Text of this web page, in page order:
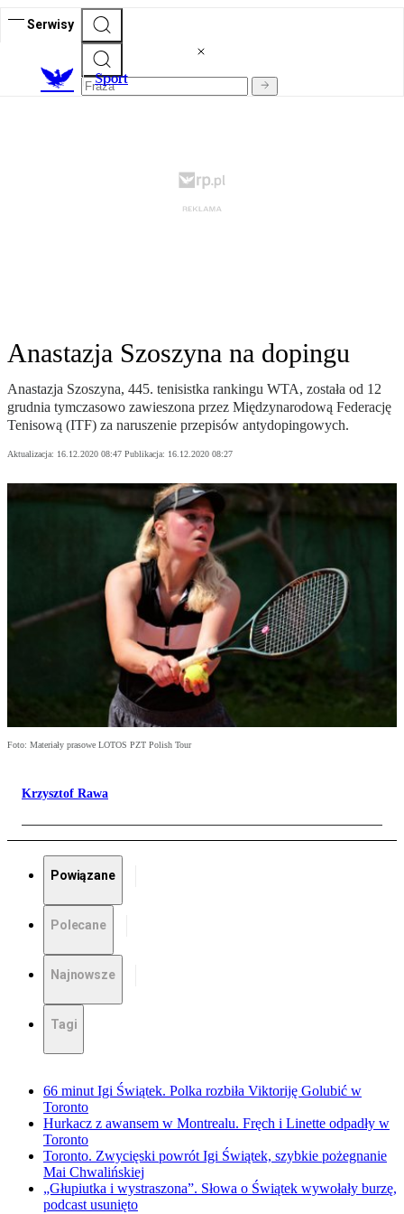
Serwisy
Sport
Anastazja Szoszyna na dopingu
Anastazja Szoszyna, 445. tenisistka rankingu WTA, została od 12
grudnia tymczasowo zawieszona przez Międzynarodową Federację
Tenisową (ITF) za naruszenie przepisów antydopingowych.
Aktualizacja: 16.12.2020 08:47 Publikacja: 16.12.2020 08:27
Foto: Materiały prasowe LOTOS PZT Polish Tour
Krzysztof Rawa
Powiązane
Polecane
Najnowsze
Tagi
66 minut Igi Świątek. Polka rozbiła Viktoriję Golubić w
Toronto
Hurkacz z awansem w Montrealu. Fręch i Linette odpadły w
Toronto
Toronto. Zwycięski powrót Igi Świątek, szybkie pożegnanie
Mai Chwalińskiej
„Głupiutka i wystraszona”. Słowa o Świątek wywołały burzę,
podcast usunięto